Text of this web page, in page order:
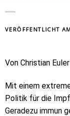
VERÖFFENTLICHT
Von Christian Euler
Mit einem
Politik für die
Geradezu immun